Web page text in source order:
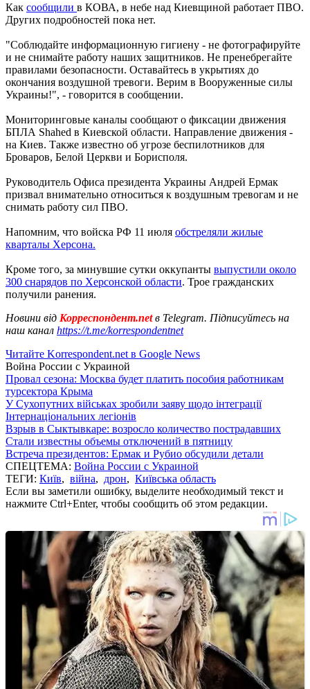
Как сообщили в КОВА, в небе над Киевщиной работает ПВО.
Других подробностей пока нет.
"Соблюдайте информационную гигиену - не фотографируйте
и не снимайте работу наших защитников. Не пренебрегайте
правилами безопасности. Оставайтесь в укрытиях до
окончания воздушной тревоги. Верим в Вооруженные силы
Украины!", - говорится в сообщении.
Мониторинговые каналы сообщают о фиксации движения
БПЛА Shahed в Киевской области. Направление движения -
на Киев. Также известно об угрозе беспилотников для
Броваров, Белой Церкви и Борисполя.
Руководитель Офиса президента Украины Андрей Ермак
призвал внимательно относиться к воздушным тревогам и не
снимать работу сил ПВО.
Напомним, что войска РФ 11 июля обстреляли жилые
кварталы Херсона.
Кроме того, за минувшие сутки оккупанты выпустили около
300 снарядов по Херсонской области. Трое гражданских
получили ранения.
Новини від Корреспондент.netв Telegram. Підписуйтесь на
наш канал https://t.me/korrespondentnet
Читайте Korrespondent.net в Google News
Война России с Украиной
Провал сезона: Москва будет платить пособия работникам
турсектора Крыма
У Сухопутних військах зробили заяву щодо інтеграції
Інтернаціональних легіонів
Взрыв в Сыктывкаре: возросло количество пострадавших
Стали известны объемы отключений в пятницу
Встреча президентов: Ермак и Рубио обсудили детали
СПЕЦТЕМА: Война России с Украиной
ТЕГИ: Київ, війна, дрон, Київська область
Если вы заметили ошибку, выделите необходимый текст и
нажмите Ctrl+Enter, чтобы сообщить об этом редакции.